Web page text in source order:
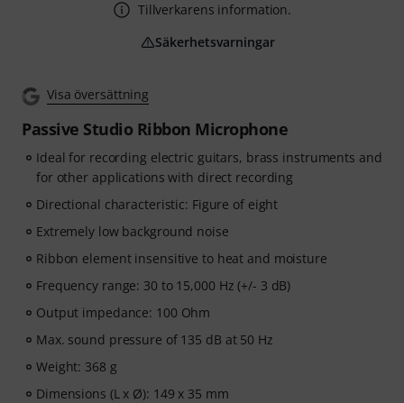
Visa översättning
Passive Studio Ribbon Microphone
Ideal for recording electric guitars, brass instruments and
for other applications with direct recording
Directional characteristic: Figure of eight
Extremely low background noise
Ribbon element insensitive to heat and moisture
Frequency range: 30 to 15,000 Hz (+/- 3 dB)
Output impedance: 100 Ohm
Max. sound pressure of 135 dB at 50 Hz
Weight: 368 g
Dimensions (L x Ø): 149 x 35 mm
Tillverkarens information.
Säkerhetsvarningar